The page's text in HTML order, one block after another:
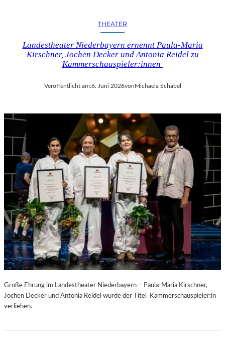
THEATER
Landestheater Niederbayern ernennt Paula-Maria
Kirschner, Jochen Decker und Antonia Reidel zu
Kammerschauspieler:innen
Veröffentlicht am:6. Juni 2026von Michaela Schabel
Große Ehrung im Landestheater Niederbayern – Paula-Maria Kirschner,
Jochen Decker und Antonia Reidel wurde der Titel Kammerschauspieler:in
verliehen.